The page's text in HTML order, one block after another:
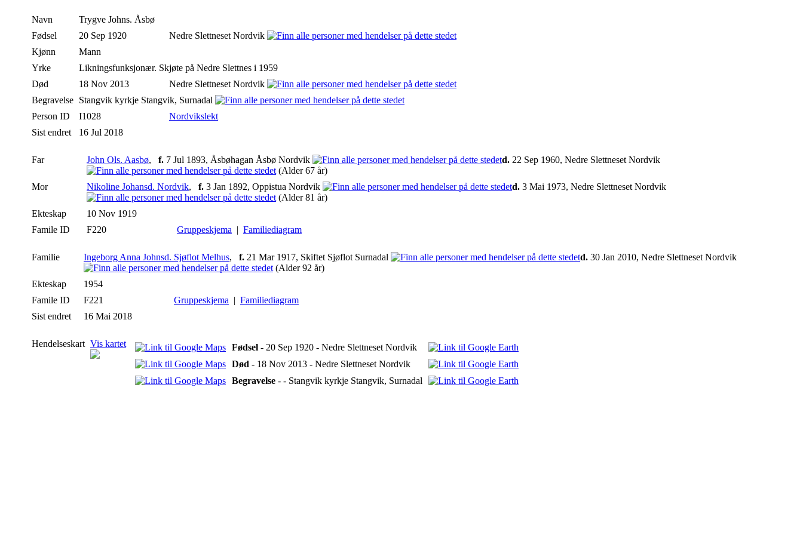
Navn Trygve Johns. Åsbø
Fødsel
20 Sep 1920
Nedre Slettneset Nordvik
Kjønn
Mann
Yrke
Likningsfunksjonær. Skjøte på Nedre Slettnes i 1959
Død
18 Nov 2013
Nedre Slettneset Nordvik
Begravelse Stangvik kyrkje Stangvik, Surnadal
Person ID
I1028
Nordvikslekt
Sist endret
16 Jul 2018
Far John Ols. Aasbø, f. 7 Jul 1893, Åsbøhagan Åsbø Nordvik d. 22 Sep 1960, Nedre Slettneset Nordvik
(Alder 67 år)
Mor
Nikoline Johansd. Nordvik, f. 3 Jan 1892, Oppistua Nordvik d. 3 Mai 1973, Nedre Slettneset Nordvik
(Alder 81 år)
Ekteskap
10 Nov 1919
Famile ID
F220 Gruppeskjema | Familiediagram
Familie Ingeborg Anna Johnsd. Sjøflot Melhus, f. 21 Mar 1917, Skiftet Sjøflot Surnadal d. 30 Jan 2010, Nedre Slettneset Nordvik
(Alder 92 år)
Ekteskap
1954
Famile ID
F221 Gruppeskjema | Familiediagram
Sist endret
16 Mai 2018
Hendelseskart Vis kartet Fødsel - 20 Sep 1920 - Nedre Slettneset Nordvik
Død - 18 Nov 2013 - Nedre Slettneset Nordvik
Begravelse - - Stangvik kyrkje Stangvik, Surnadal